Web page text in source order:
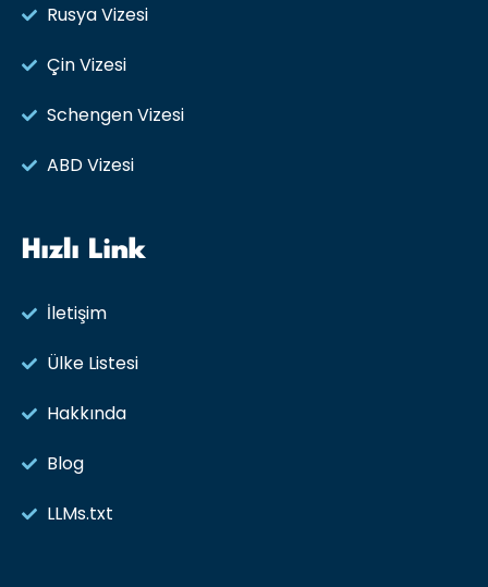
Rusya Vizesi​
Çin Vizesi
Schengen Vizesi
ABD Vizesi
Hızlı Link
İletişim
Ülke Listesi
Hakkında
Blog
LLMs.txt